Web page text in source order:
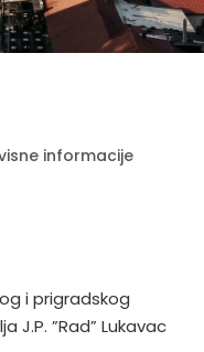
informacije
i prigradskog
J.P. ”Rad” Lukavac